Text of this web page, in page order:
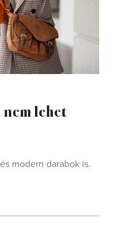
lehet
modern darabok is.